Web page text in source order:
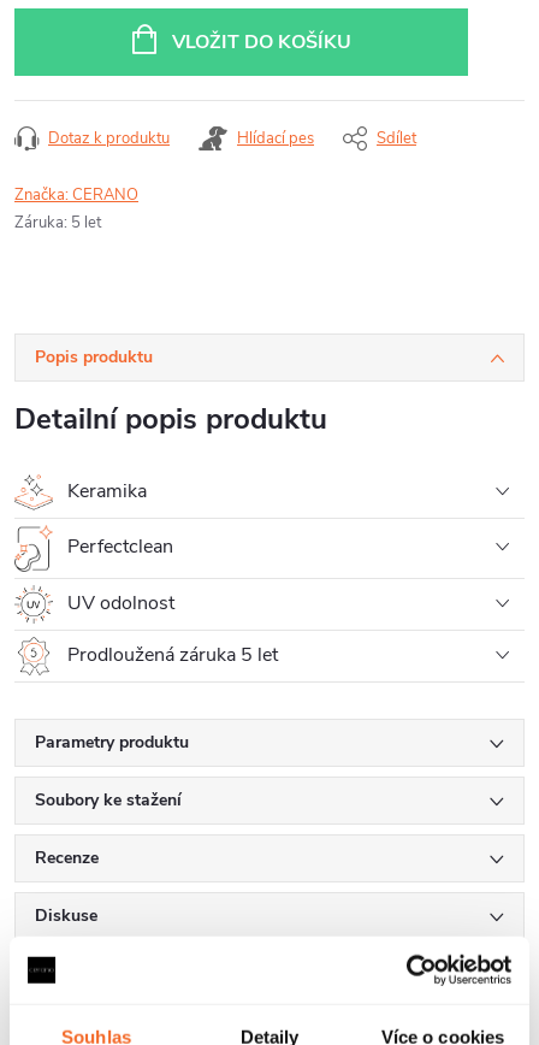
Souhlas Detaily Více o cookies
VLOŽIT DO KOŠÍKU
Dotaz k produktu Hlídací pes Sdílet
Značka:CERANO
Záruka: 5 let
Popis produktu
Detailní popis produktu
Keramika
Perfectclean
UV odolnost
Prodloužená záruka 5 let
Parametry produktu
Soubory ke stažení
Recenze
Diskuse
Značka